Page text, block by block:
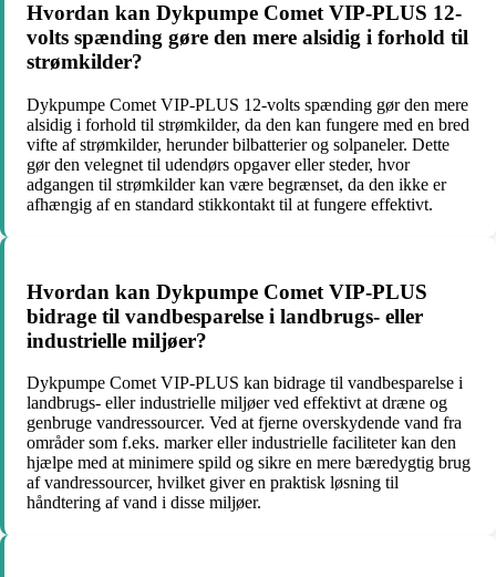
Hvordan kan Dykpumpe Comet VIP-PLUS 12-
volts spænding gøre den mere alsidig i forhold til
strømkilder?
Dykpumpe Comet VIP-PLUS 12-volts spænding gør den mere
alsidig i forhold til strømkilder, da den kan fungere med en bred
vifte af strømkilder, herunder bilbatterier og solpaneler. Dette
gør den velegnet til udendørs opgaver eller steder, hvor
adgangen til strømkilder kan være begrænset, da den ikke er
afhængig af en standard stikkontakt til at fungere effektivt.
Hvordan kan Dykpumpe Comet VIP-PLUS
bidrage til vandbesparelse i landbrugs- eller
industrielle miljøer?
Dykpumpe Comet VIP-PLUS kan bidrage til vandbesparelse i
landbrugs- eller industrielle miljøer ved effektivt at dræne og
genbruge vandressourcer. Ved at fjerne overskydende vand fra
områder som f.eks. marker eller industrielle faciliteter kan den
hjælpe med at minimere spild og sikre en mere bæredygtig brug
af vandressourcer, hvilket giver en praktisk løsning til
håndtering af vand i disse miljøer.